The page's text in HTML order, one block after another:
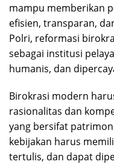
mampu memberikan
efisien, transparan,
Polri, reformasi
sebagai institusi
humanis, dan
Birokrasi modern
rasionalitas dan
yang bersifat
kebijakan harus
tertulis, dan dapat